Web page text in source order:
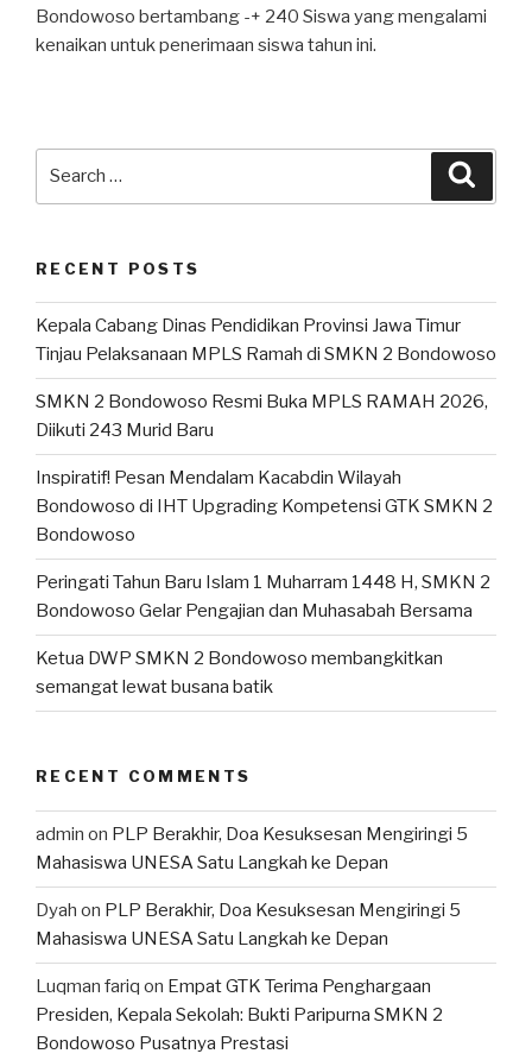
Bondowoso bertambang -+ 240 Siswa yang mengalami
kenaikan untuk penerimaan siswa tahun ini.
RECENT POSTS
Kepala Cabang Dinas Pendidikan Provinsi Jawa Timur
Tinjau Pelaksanaan MPLS Ramah di SMKN 2 Bondowoso
SMKN 2 Bondowoso Resmi Buka MPLS RAMAH 2026,
Diikuti 243 Murid Baru
Inspiratif! Pesan Mendalam Kacabdin Wilayah
Bondowoso di IHT Upgrading Kompetensi GTK SMKN 2
Bondowoso
Peringati Tahun Baru Islam 1 Muharram 1448 H, SMKN 2
Bondowoso Gelar Pengajian dan Muhasabah Bersama
Ketua DWP SMKN 2 Bondowoso membangkitkan
semangat lewat busana batik
RECENT COMMENTS
admin on PLP Berakhir, Doa Kesuksesan Mengiringi 5
Mahasiswa UNESA Satu Langkah ke Depan
Dyah on PLP Berakhir, Doa Kesuksesan Mengiringi 5
Mahasiswa UNESA Satu Langkah ke Depan
Luqman fariq on Empat GTK Terima Penghargaan
Presiden, Kepala Sekolah: Bukti Paripurna SMKN 2
Bondowoso Pusatnya Prestasi